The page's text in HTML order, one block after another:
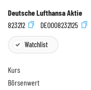
Deutsche Lufthansa Aktie
823212
DE0008232125
Watchlist
Kurs
Börsenwert